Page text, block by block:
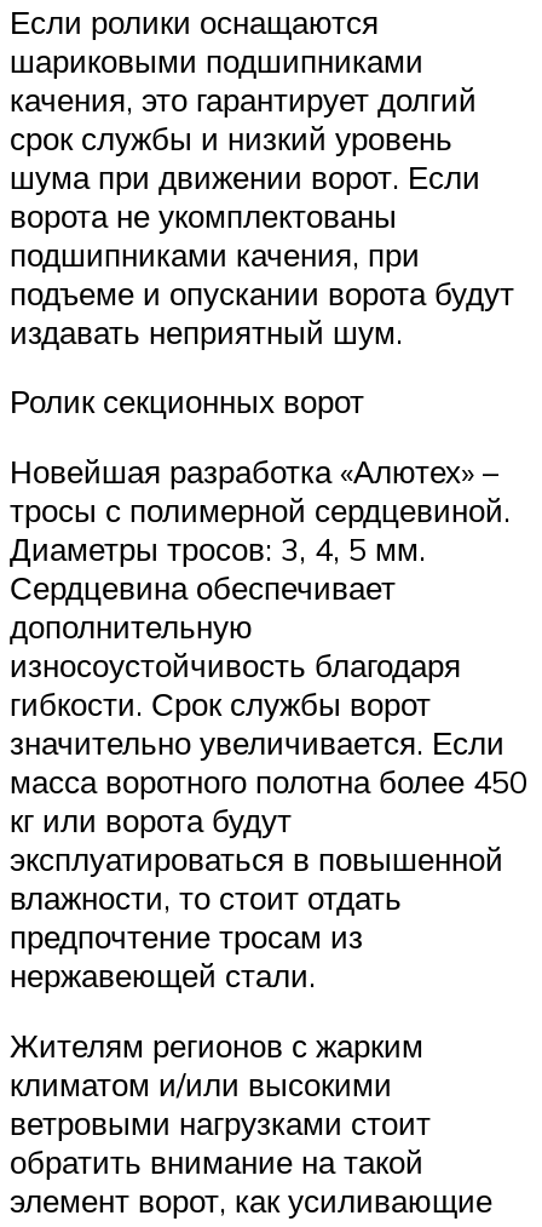
Если ролики оснащаются
шариковыми подшипниками
качения, это гарантирует долгий
срок службы и низкий уровень
шума при движении ворот. Если
ворота не укомплектованы
подшипниками качения, при
подъеме и опускании ворота будут
издавать неприятный шум.
Ролик секционных ворот
Новейшая разработка «Алютех» –
тросы с полимерной сердцевиной.
Диаметры тросов: 3, 4, 5 мм.
Сердцевина обеспечивает
дополнительную
износоустойчивость благодаря
гибкости. Срок службы ворот
значительно увеличивается. Если
масса воротного полотна более 450
кг или ворота будут
эксплуатироваться в повышенной
влажности, то стоит отдать
предпочтение тросам из
нержавеющей стали.
Жителям регионов с жарким
климатом и/или высокими
ветровыми нагрузками стоит
обратить внимание на такой
элемент ворот, как усиливающие